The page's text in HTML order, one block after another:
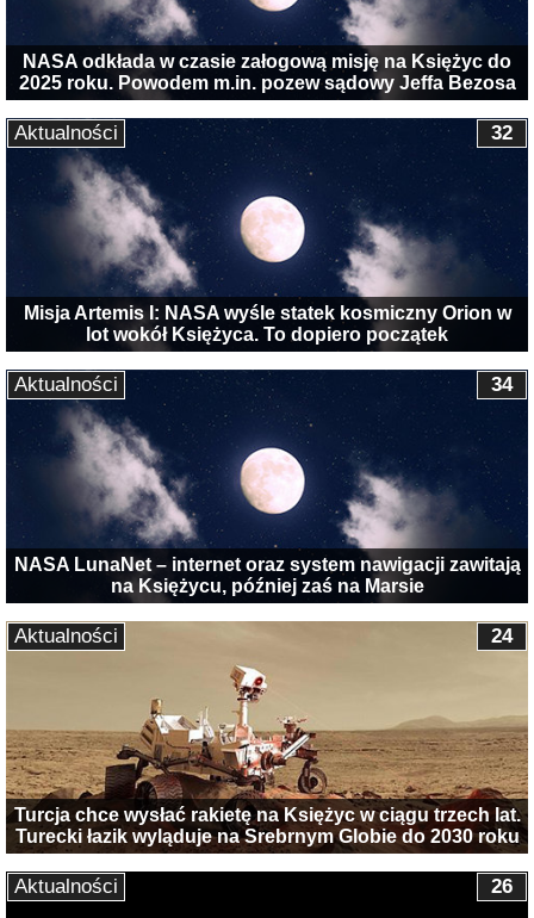
NASA odkłada w czasie załogową misję na Księżyc do
2025 roku. Powodem m.in. pozew sądowy Jeffa Bezosa
Misja Artemis I: NASA wyśle statek kosmiczny Orion w
lot wokół Księżyca. To dopiero początek
32
Aktualności
NASA LunaNet – internet oraz system nawigacji zawitają
na Księżycu, później zaś na Marsie
34
Aktualności
Turcja chce wysłać rakietę na Księżyc w ciągu trzech lat.
Turecki łazik wyląduje na Srebrnym Globie do 2030 roku
24
Aktualności
26
Aktualności